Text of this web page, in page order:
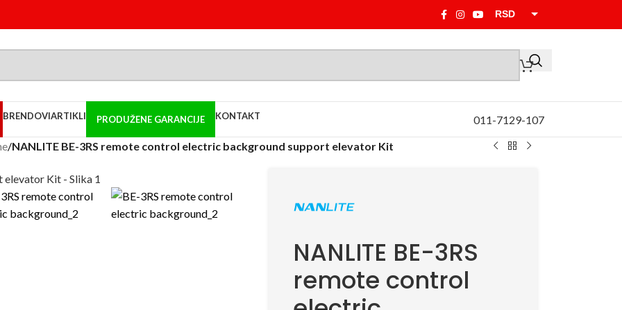
RSD
BRENDOVIARTIKLI PRODUŽENE GARANCIJE KONTAKT 011-7129-107
/NANLITE BE-3RS remote control electric background support elevator Kit
NANLITE BE-3RS
remote control